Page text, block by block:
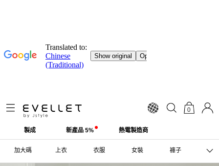
0
製成 新產品 5% 熱電製造商
加大碼 上衣 衣服 女裝 褲子